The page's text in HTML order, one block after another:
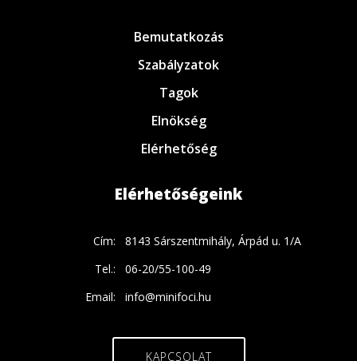
Bemutatkozás
Szabályzatok
Tagok
Elnökség
Elérhetőség
Elérhetőségeink
Cím:
8143 Sárszentmihály, Árpád u. 1/A
Tel.:
06-20/55-100-49
Email:
info@minifoci.hu
KAPCSOLAT